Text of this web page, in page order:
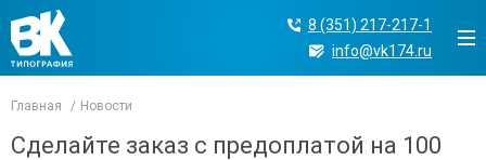
8 (351) 217-217-1
info@vk174.ru
Главная Новости
Сделайте заказ с предоплатой на 100